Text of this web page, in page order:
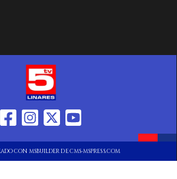
CON MSBUILDER DE CMS-MSPRESS.COM